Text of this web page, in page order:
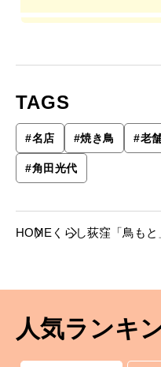
TAGS
#名店 #焼き鳥 #老
#角田光代
HOME くらし荻窪「鳥も
人気ランキ